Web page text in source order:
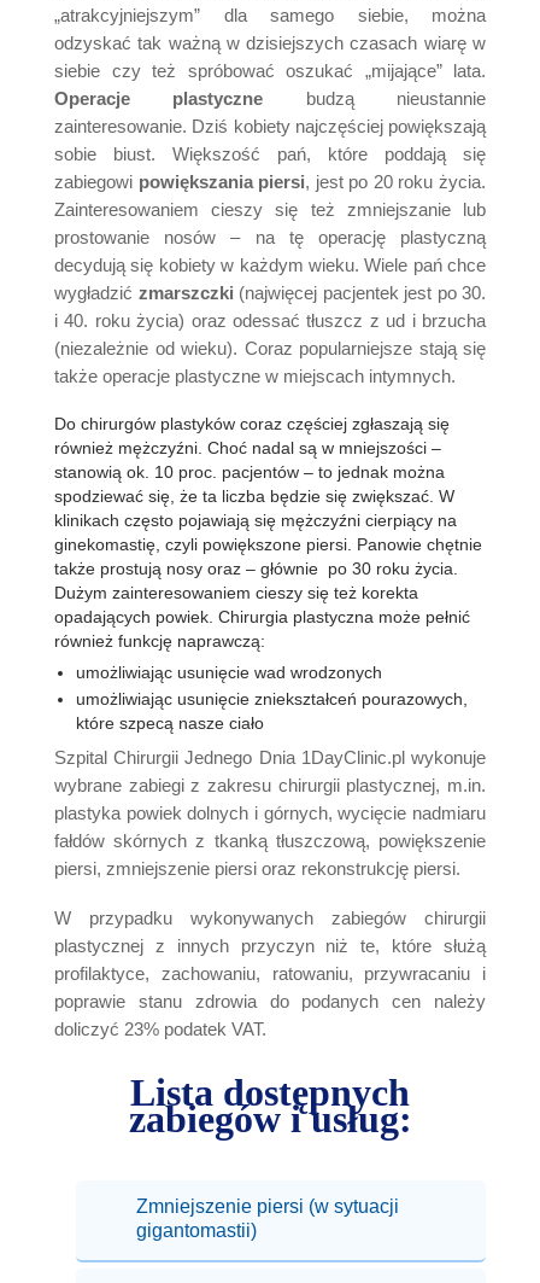
„atrakcyjniejszym” dla samego siebie, można
odzyskać tak ważną w dzisiejszych czasach wiarę w
siebie czy też spróbować oszukać „mijające” lata.
Operacje plastyczne budzą nieustannie
zainteresowanie. Dziś kobiety najczęściej powiększają
sobie biust. Większość pań, które poddają się
zabiegowi powiększania piersi, jest po 20 roku życia.
Zainteresowaniem cieszy się też zmniejszanie lub
prostowanie nosów – na tę operację plastyczną
decydują się kobiety w każdym wieku. Wiele pań chce
wygładzić zmarszczki (najwięcej pacjentek jest po 30.
i 40. roku życia) oraz odessać tłuszcz z ud i brzucha
(niezależnie od wieku). Coraz popularniejsze stają się
także operacje plastyczne w miejscach intymnych.
Do chirurgów plastyków coraz częściej zgłaszają się
również mężczyźni. Choć nadal są w mniejszości –
stanowią ok. 10 proc. pacjentów – to jednak można
spodziewać się, że ta liczba będzie się zwiększać. W
klinikach często pojawiają się mężczyźni cierpiący na
ginekomastię, czyli powiększone piersi. Panowie chętnie
także prostują nosy oraz – głównie po 30 roku życia.
Dużym zainteresowaniem cieszy się też korekta
opadających powiek. Chirurgia plastyczna może pełnić
również funkcję naprawczą:
umożliwiając usunięcie wad wrodzonych
umożliwiając usunięcie zniekształceń pourazowych,
które szpecą nasze ciało
Szpital Chirurgii Jednego Dnia 1DayClinic.pl wykonuje
wybrane zabiegi z zakresu chirurgii plastycznej, m.in.
plastyka powiek dolnych i górnych, wycięcie nadmiaru
fałdów skórnych z tkanką tłuszczową, powiększenie
piersi, zmniejszenie piersi oraz rekonstrukcję piersi.
W przypadku wykonywanych zabiegów chirurgii
plastycznej z innych przyczyn niż te, które służą
profilaktyce, zachowaniu, ratowaniu, przywracaniu i
poprawie stanu zdrowia do podanych cen należy
doliczyć 23% podatek VAT.
Lista dostępnych
zabiegów i usług:
Zmniejszenie piersi (w sytuacji
gigantomastii)